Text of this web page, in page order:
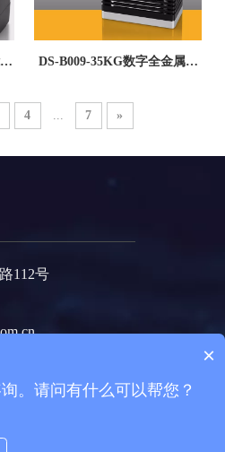
DS-B009-35KG数字全金属无
4 ... 7 »
112号
技版权所有粤ICP备2021073983
sitemap.html
×
。请问有什么可以帮您？